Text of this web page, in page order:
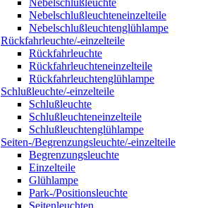
Nebelschlußleuchte
Nebelschlußleuchteneinzelteile
Nebelschlußleuchtenglühlampe
Rückfahrleuchte/-einzelteile
Rückfahrleuchte
Rückfahrleuchteneinzelteile
Rückfahrleuchtenglühlampe
Schlußleuchte/-einzelteile
Schlußleuchte
Schlußleuchteneinzelteile
Schlußleuchtenglühlampe
Seiten-/Begrenzungsleuchte/-einzelteile
Begrenzungsleuchte
Einzelteile
Glühlampe
Park-/Positionsleuchte
Seitenleuchten